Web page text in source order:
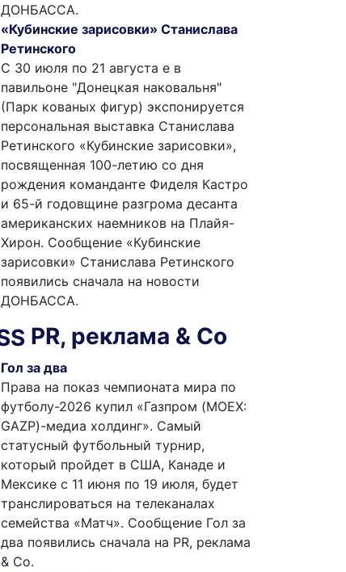
ДОНБАССА.
«Кубинские зарисовки» Станислава
Ретинского
С 30 июля по 21 августа е в
павильоне "Донецкая наковальня"
(Парк кованых фигур) экспонируется
персональная выставка Станислава
Ретинского «Кубинские зарисовки»,
посвященная 100-летию со дня
рождения команданте Фиделя Кастро
и 65-й годовщине разгрома десанта
американских наемников на Плайя-
Хирон. Сообщение «Кубинские
зарисовки» Станислава Ретинского
появились сначала на новости
ДОНБАССА.
PR, реклама & Co
Гол за два
Права на показ чемпионата мира по
футболу-2026 купил «Газпром (MOEX:
GAZP)-медиа холдинг». Самый
статусный футбольный турнир,
который пройдет в США, Канаде и
Мексике с 11 июня по 19 июля, будет
транслироваться на телеканалах
семейства «Матч». Сообщение Гол за
два появились сначала на PR, реклама
& Co.